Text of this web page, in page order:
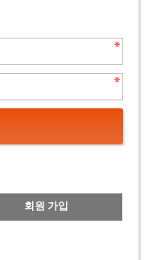
회원 가입